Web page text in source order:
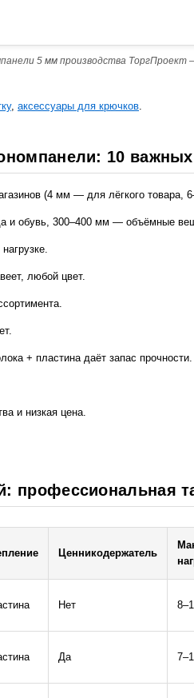
5 мм производства
, аксессуары для крючков.
10 важных
(4 мм — для лёгкого товара,
обувь, 300–400 мм — объёмные
любой цвет.
+ пластина даёт запас прочности.
и низкая цена.
профессиональная
Ценникодержатель
Нет
Да